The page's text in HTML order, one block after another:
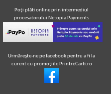
Poţi plăti online prin intermediul
procesatorului Netopia Payments
Urmăreşte-ne pe facebook pentru a fi la
curent cu promoţiile PrintreCarti.ro